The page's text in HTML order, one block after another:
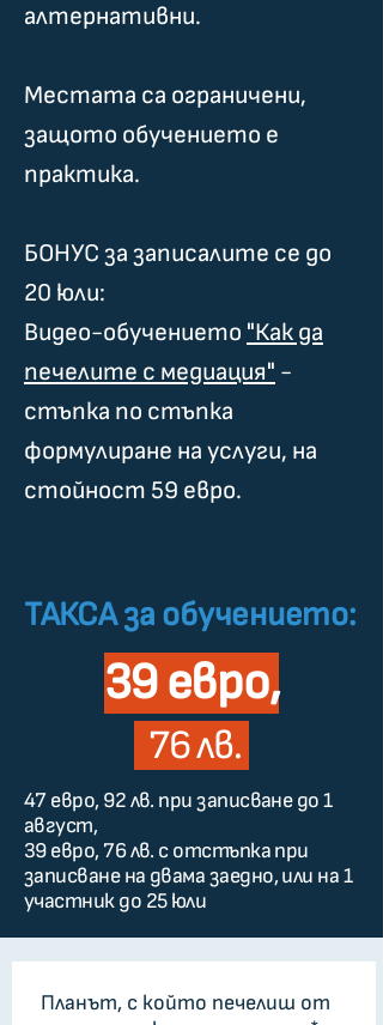
алтернативни.
Местата са ограничени,
защото обучението е
практика.
БОНУС за записалите се до
20 юли:
Видео-обучението "Как да
печелите с медиация" -
стъпка по стъпка
формулиране на услуги, на
стойност 59 евро.
ТАКСА за обучението:
39 евро,
76 лв.
47 евро, 92 лв. при записване до 1
август,
39 евро, 76 лв. с отстъпка при
записване на двама заедно, или на 1
участник до 25 юли
Планът, с който печелиш от